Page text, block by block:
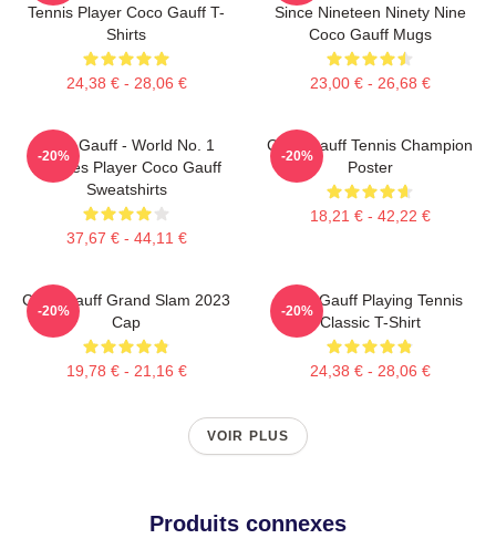
Tennis Player Coco Gauff T-
Shirts
24,38 € - 28,06 €
Since Nineteen Ninety Nine
Coco Gauff Mugs
23,00 € - 26,68 €
Coco Gauff - World No. 1
Doubles Player Coco Gauff
Sweatshirts
37,67 € - 44,11 €
-20%
Coco Gauff Tennis Champion
Poster
18,21 € - 42,22 €
-20%
Coco Gauff Grand Slam 2023
Cap
19,78 € - 21,16 €
-20%
Coco Gauff Playing Tennis
Classic T-Shirt
24,38 € - 28,06 €
-20%
VOIR PLUS
Produits connexes